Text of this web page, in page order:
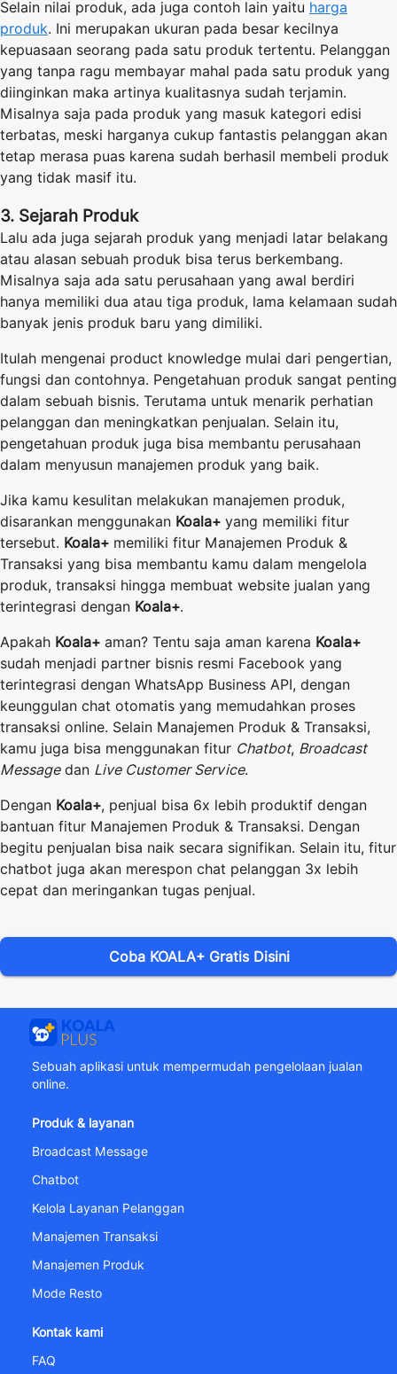
Selain nilai produk, ada juga contoh lain yaitu harga
produk. Ini merupakan ukuran pada besar kecilnya
kepuasaan seorang pada satu produk tertentu. Pelanggan
yang tanpa ragu membayar mahal pada satu produk yang
diinginkan maka artinya kualitasnya sudah terjamin.
Misalnya saja pada produk yang masuk kategori edisi
terbatas, meski harganya cukup fantastis pelanggan akan
tetap merasa puas karena sudah berhasil membeli produk
yang tidak masif itu.
3. Sejarah Produk
Lalu ada juga sejarah produk yang menjadi latar belakang
atau alasan sebuah produk bisa terus berkembang.
Misalnya saja ada satu perusahaan yang awal berdiri
hanya memiliki dua atau tiga produk, lama kelamaan sudah
banyak jenis produk baru yang dimiliki.
Itulah mengenai product knowledge mulai dari pengertian,
fungsi dan contohnya. Pengetahuan produk sangat penting
dalam sebuah bisnis. Terutama untuk menarik perhatian
pelanggan dan meningkatkan penjualan. Selain itu,
pengetahuan produk juga bisa membantu perusahaan
dalam menyusun manajemen produk yang baik.
Jika kamu kesulitan melakukan manajemen produk,
disarankan menggunakan Koala+ yang memiliki fitur
tersebut. Koala+ memiliki fitur Manajemen Produk &
Transaksi yang bisa membantu kamu dalam mengelola
produk, transaksi hingga membuat website jualan yang
terintegrasi dengan Koala+.
Apakah Koala+ aman? Tentu saja aman karena Koala+
sudah menjadi partner bisnis resmi Facebook yang
terintegrasi dengan WhatsApp Business API, dengan
keunggulan chat otomatis yang memudahkan proses
transaksi online. Selain Manajemen Produk & Transaksi,
kamu juga bisa menggunakan fitur Chatbot, Broadcast
Messagedan Live Customer Service.
Dengan Koala+, penjual bisa 6x lebih produktif dengan
bantuan fitur Manajemen Produk & Transaksi. Dengan
begitu penjualan bisa naik secara signifikan. Selain itu, fitur
chatbot juga akan merespon chat pelanggan 3x lebih
cepat dan meringankan tugas penjual.
Coba KOALA+ Gratis Disini
Sebuah aplikasi untuk mempermudah pengelolaan jualan
online.
Produk & layanan
Broadcast Message
Chatbot
Kelola Layanan Pelanggan
Manajemen Transaksi
Manajemen Produk
Mode Resto
Kontak kami
FAQ